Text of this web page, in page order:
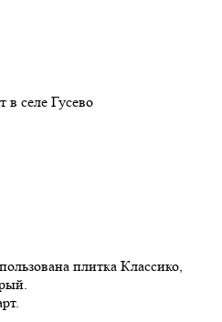
селе Гусево
плитка Классико,